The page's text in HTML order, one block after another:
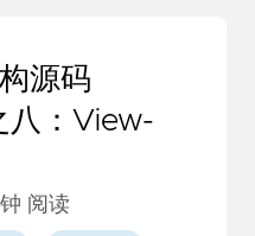
源码
八：View-
阅读